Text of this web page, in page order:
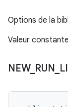
Options de la
Valeur
NEW_ RUN